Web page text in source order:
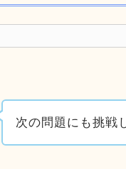
次の問題にも挑戦